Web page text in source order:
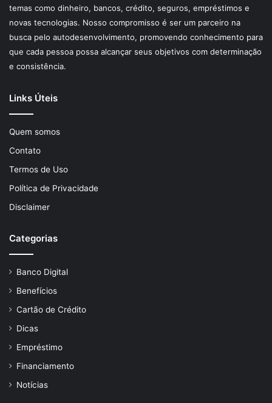
temas como dinheiro, bancos, crédito, seguros, empréstimos e
novas tecnologias. Nosso compromisso é ser um parceiro na
busca pelo autodesenvolvimento, promovendo conhecimento para
que cada pessoa possa alcançar seus objetivos com determinação
e consistência.
Links Úteis
Quem somos
Contato
Termos de Uso
Política de Privacidade
Disclaimer
Categorias
Banco Digital
Benefícios
Cartão de Crédito
Dicas
Empréstimo
Financiamento
Notícias